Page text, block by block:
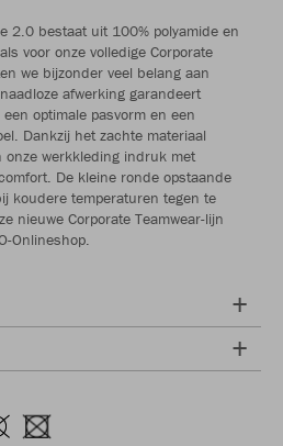
2.0 bestaat uit 100% polyamide en
voor onze volledige Corporate
we bijzonder veel belang aan
afwerking garandeert
optimale pasvorm en een
Dankzij het zachte materiaal
onze werkkleding indruk met
De kleine ronde opstaande
koudere temperaturen tegen te
nieuwe Corporate Teamwear-lijn
Onlineshop.